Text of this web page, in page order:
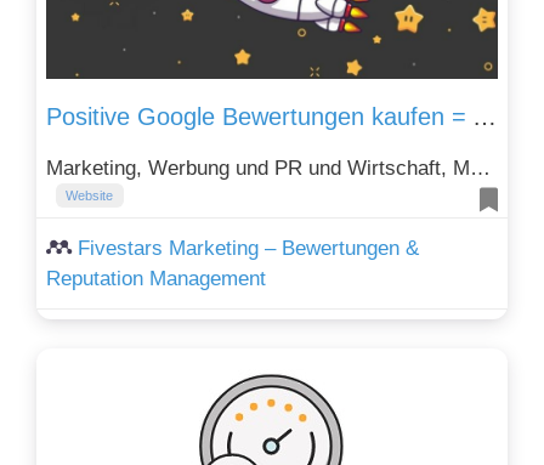
Positive Google Bewertungen kaufen = Auf Knopfdruck mehr Sterne, Sichtbarkeit & Umsatz!
Marketing, Werbung und PR und Wirtschaft, Märkte und Branchen
Website
Fivestars Marketing – Bewertungen &
Reputation Management